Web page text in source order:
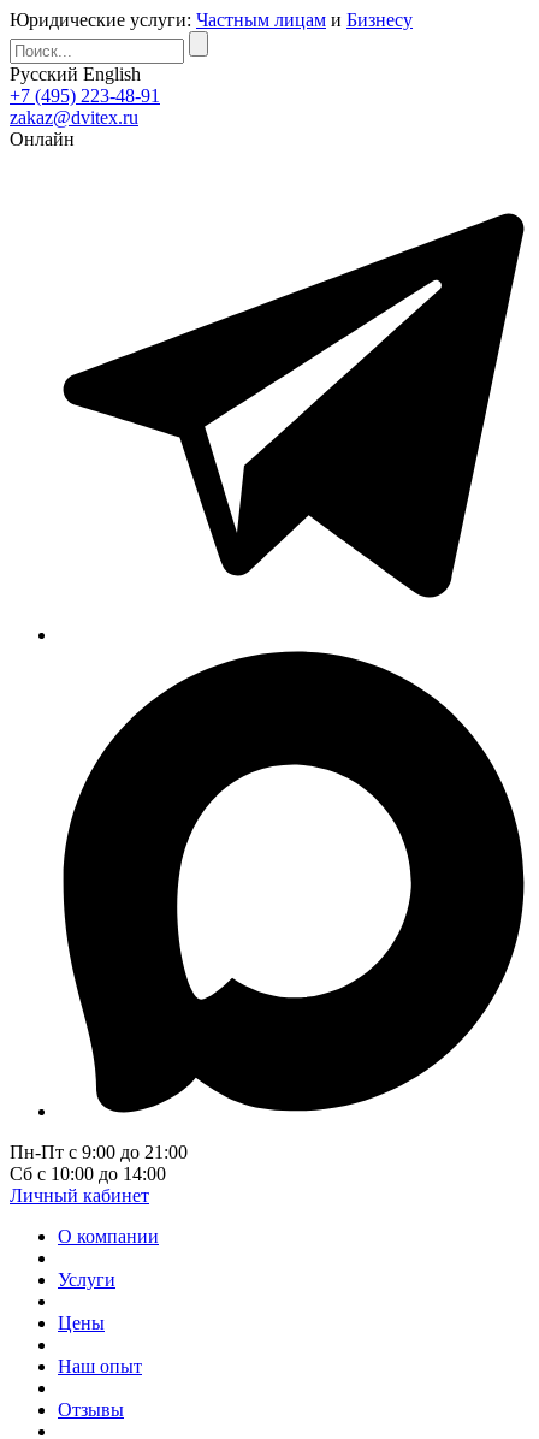
Юридические услуги: Частным лицам и Бизнесу
Русский English
+7 (495) 223-48-91
zakaz@dvitex.ru
Онлайн
Пн-Пт с 9:00 до 21:00
Сб с 10:00 до 14:00
Личный кабинет
О компании
Услуги
Цены
Наш опыт
Отзывы